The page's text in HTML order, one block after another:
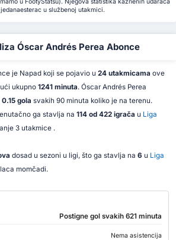
u službenoj utakmici.
Óscar Andrés Perea Abonce
je Napad koji se pojavio u 24 utakmicama ove
ukupno 1241 minuta. Óscar Andrés Perea
0.15 gola svakih 90 minuta koliko je na terenu.
ga stavlja na 114 od 422 igrača u Liga
3 utakmice .
dosad u sezoni u ligi, što ga stavlja na 6 u Liga
momčadi.
Postigne gol svakih 621 minuta
Nema asistencija